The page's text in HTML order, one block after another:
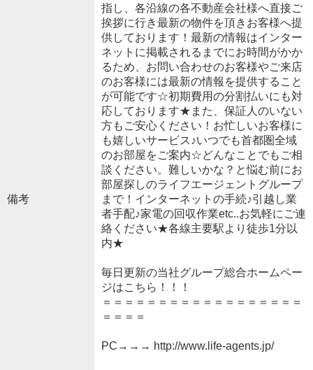
備考
指し、各沿線の各不動産会社様へ直接ご
挨拶に行き最新の物件を頂きお客様へ提
供しております！最新の情報はインター
ネットに掲載されるまでにお時間がかか
るため、お問い合わせのお客様やご来店
のお客様には最新の情報を提供すること
が可能です☆初期費用の分割払いにも対
応しております★また、保証人のいない
方もご安心ください！お忙しいお客様に
も嬉しいサービス♪いつでも首都圏全域
のお部屋をご案内☆どんなことでもご相
談ください。難しいかな？と悩む前にお
部屋探しのライフエージェントグループ
まで！インターネットの手続♪引越し業
者手配♪家電の回収作業etc..お気軽にご連
絡ください★各線主要駅より徒歩1分以
内★
毎日更新の当社グループ総合ホームペー
ジはこちら！！！
＝＝＝＝＝＝＝＝＝＝＝＝＝＝＝＝＝＝
＝＝＝＝
PC→→→ http://www.life-agents.jp/